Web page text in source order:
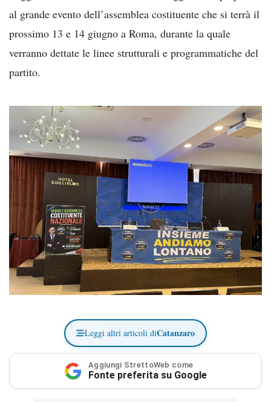
al grande evento dell’assemblea costituente che si terrà il
prossimo 13 e 14 giugno a Roma, durante la quale
verranno dettate le linee strutturali e programmatiche del
partito.
Leggi altri articoli diCatanzaro
Aggiungi StrettoWeb come
Fonte preferita su Google